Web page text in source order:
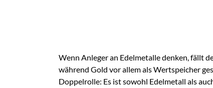
Wenn Anleger an Edelmetalle denken, fällt
während Gold vor allem als Wertspeicher
Doppelrolle: Es ist sowohl Edelmetall als